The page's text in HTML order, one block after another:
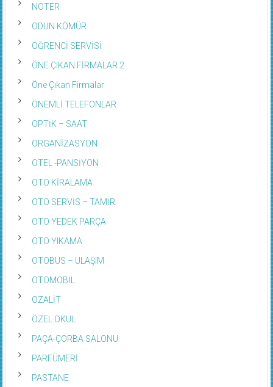
NOTER
ODUN KÖMÜR
ÖĞRENCİ SERVİSİ
ÖNE ÇIKAN FİRMALAR 2
Öne Çıkan Firmalar
ÖNEMLİ TELEFONLAR
OPTİK – SAAT
ORGANİZASYON
OTEL -PANSİYON
OTO KİRALAMA
OTO SERVİS – TAMİR
OTO YEDEK PARÇA
OTO YIKAMA
OTOBÜS – ULAŞIM
OTOMOBİL
OZALİT
ÖZEL OKUL
PAÇA-ÇORBA SALONU
PARFÜMERİ
PASTANE